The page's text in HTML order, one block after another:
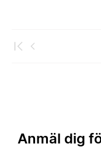
Anmäl dig